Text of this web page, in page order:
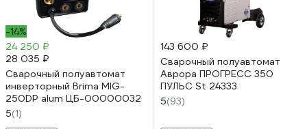
-14%
24 250 ₽
28 035 ₽
Сварочный полуавтомат
инверторный Brima MIG-
250DP alum ЦБ-00000032
5(1)
143 600 ₽
Сварочный полуавтомат
Аврора ПРОГРЕСС 350
ПУЛЬС St 24333
5(93)